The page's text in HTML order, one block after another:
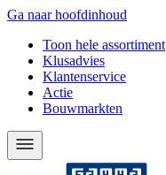
Ga naar hoofdinhoud
Toon hele assortiment
Klusadvies
Klantenservice
Actie
Bouwmarkten